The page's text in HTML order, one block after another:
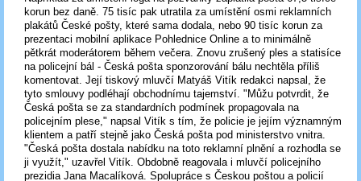
korun bez daně. 75 tisíc pak utratila za umístění osmi reklamních
plakátů České pošty, které sama dodala, nebo 90 tisíc korun za
prezentaci mobilní aplikace Pohlednice Online a to minimálně
pětkrát moderátorem během večera. Znovu zrušený ples a statisíce
na policejní bál - Česká pošta sponzorování bálu nechtěla příliš
komentovat. Její tiskový mluvčí Matyáš Vitík redakci napsal, že
tyto smlouvy podléhají obchodnímu tajemství. "Můžu potvrdit, že
Česká pošta se za standardních podmínek propagovala na
policejním plese," napsal Vitík s tím, že policie je jejím významným
klientem a patří stejně jako Česká pošta pod ministerstvo vnitra.
"Česká pošta dostala nabídku na toto reklamní plnění a rozhodla se
ji využít," uzavřel Vitík. Obdobně reagovala i mluvčí policejního
prezidia Jana Macalíková. Spolupráce s Českou poštou a policií